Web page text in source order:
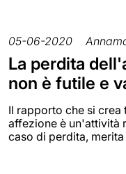
05-06-2020
La perdita
non è futile e
Il rapporto che si crea
affezione è un'attività
caso di perdita,